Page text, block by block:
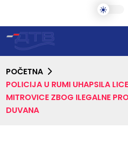
POČETNA
POLICIJA U RUMI UHAPSILA
MITROVICE ZBOG ILEGALNE
DUVANA